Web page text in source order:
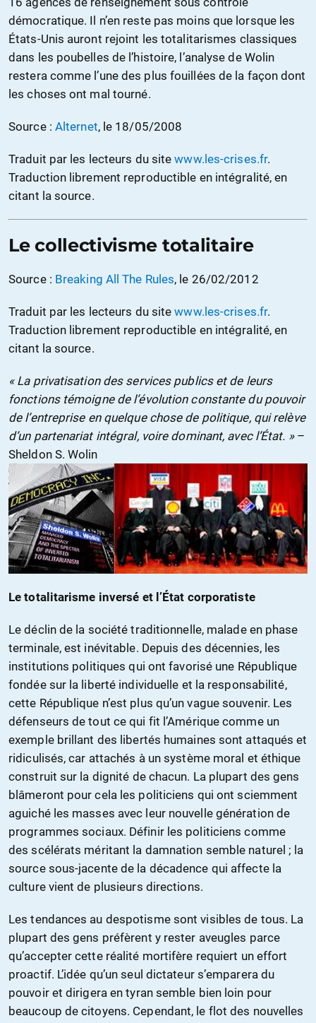
démocratique. Il n’en reste pas moins que lorsque les
États-Unis auront rejoint les totalitarismes classiques
dans les poubelles de l’histoire, l’analyse de Wolin
restera comme l’une des plus fouillées de la façon dont
les choses ont mal tourné.
Source : Alternet, le 18/05/2008
Traduit par les lecteurs du sitewww.les-crises.fr.
Traduction librement reproductible en intégralité, en
citant la source.
Le collectivisme totalitaire
Source : Breaking All The Rules, le 26/02/2012
Traduit par les lecteurs du sitewww.les-crises.fr.
Traduction librement reproductible en intégralité, en
citant la source.
« La privatisation des services publics et de leurs
fonctions témoigne de l’évolution constante du pouvoir
de l’entreprise en quelque chose de politique, qui relève
d’un partenariat intégral, voire dominant, avec l’État. »–
Sheldon S. Wolin
Le totalitarisme inversé et l’État corporatiste
Le déclin de la société traditionnelle, malade en phase
terminale, est inévitable. Depuis des décennies, les
institutions politiques qui ont favorisé une République
fondée sur la liberté individuelle et la responsabilité,
cette République n’est plus qu’un vague souvenir. Les
défenseurs de tout ce qui fit l’Amérique comme un
exemple brillant des libertés humaines sont attaqués et
ridiculisés, car attachés à un système moral et éthique
construit sur la dignité de chacun. La plupart des gens
blâmeront pour cela les politiciens qui ont sciemment
aguiché les masses avec leur nouvelle génération de
programmes sociaux. Définir les politiciens comme
des scélérats méritant la damnation semble naturel ; la
source sous-jacente de la décadence qui affecte la
culture vient de plusieurs directions.
Les tendances au despotisme sont visibles de tous. La
plupart des gens préfèrent y rester aveugles parce
qu’accepter cette réalité mortifère requiert un effort
proactif. L’idée qu’un seul dictateur s’emparera du
pouvoir et dirigera en tyran semble bien loin pour
beaucoup de citoyens. Cependant, le flot des nouvelles